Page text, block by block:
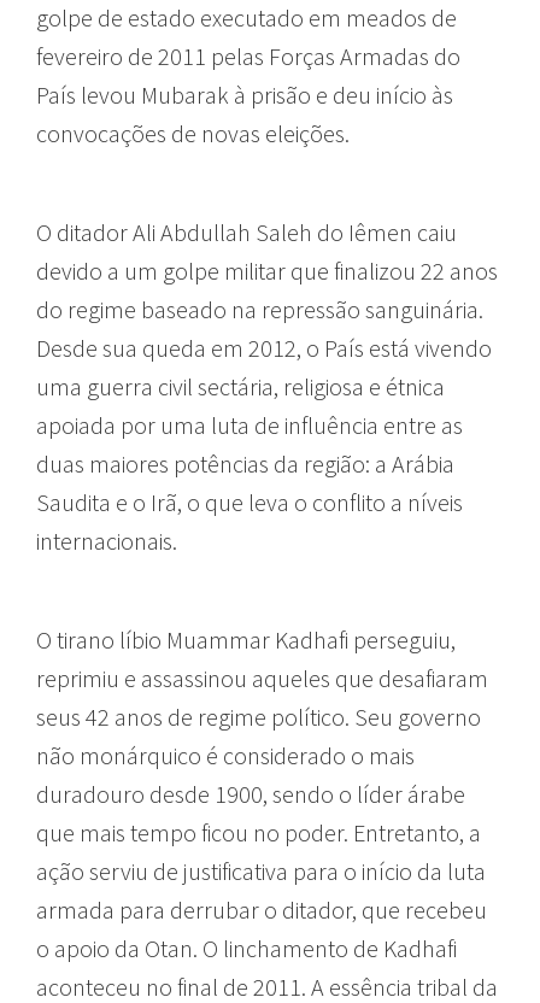
golpe de estado executado em meados de
fevereiro de 2011 pelas Forças Armadas do
País levou Mubarak à prisão e deu início às
convocações de novas eleições.
O ditador Ali Abdullah Saleh do Iêmen caiu
devido a um golpe militar que finalizou 22 anos
do regime baseado na repressão sanguinária.
Desde sua queda em 2012, o País está vivendo
uma guerra civil sectária, religiosa e étnica
apoiada por uma luta de influência entre as
duas maiores potências da região: a Arábia
Saudita e o Irã, o que leva o conflito a níveis
internacionais.
O tirano líbio Muammar Kadhafi perseguiu,
reprimiu e assassinou aqueles que desafiaram
seus 42 anos de regime político. Seu governo
não monárquico é considerado o mais
duradouro desde 1900, sendo o líder árabe
que mais tempo ficou no poder. Entretanto, a
ação serviu de justificativa para o início da luta
armada para derrubar o ditador, que recebeu
o apoio da Otan. O linchamento de Kadhafi
aconteceu no final de 2011. A essência tribal da